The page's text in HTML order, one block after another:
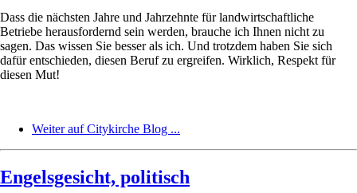
Dass die nächsten Jahre und Jahrzehnte für landwirtschaftliche
Betriebe herausfordernd sein werden, brauche ich Ihnen nicht zu
sagen. Das wissen Sie besser als ich. Und trotzdem haben Sie sich
dafür entschieden, diesen Beruf zu ergreifen. Wirklich, Respekt für
diesen Mut!
Weiter auf Citykirche Blog ...
Engelsgesicht, politisch